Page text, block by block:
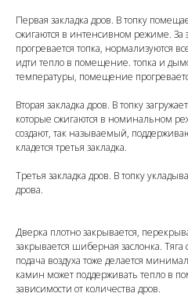
Первая закладка дров. В топку
сжигаются в интенсивном режиме. За
прогревается топка, нормализуются
идти тепло в помещение. топка и
температуры, помещение
Вторая закладка дров. В топку
которые сжигаются в номинальном
создают, так называемый,
кладется третья закладка.
Третья закладка дров. В топку
дрова.
Дверка плотно закрывается,
закрывается шиберная заслонка.
подача воздуха тоже делается
камин может поддерживать тепло в
зависимости от количества дров.